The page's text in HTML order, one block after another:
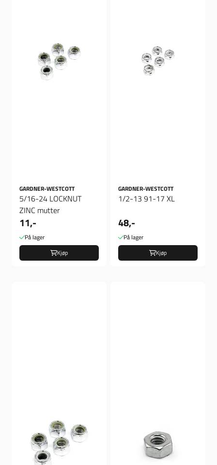
GARDNER-WESTCOTT
5/16-24 LOCKNUT
ZINC mutter
11,-
På lager
Kjøp
GARDNER-WESTCOTT
1/2-13 91-17 XL
48,-
På lager
Kjøp